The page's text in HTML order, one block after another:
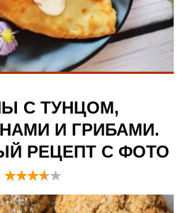
С ТУНЦОМ,
И ГРИБАМИ.
РЕЦЕПТ С ФОТО